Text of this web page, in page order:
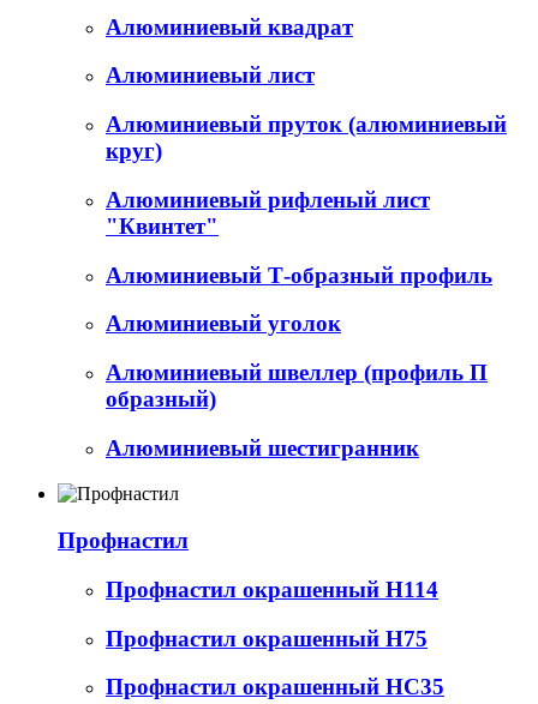
Алюминиевый квадрат
Алюминиевый лист
Алюминиевый пруток (алюминиевый
круг)
Алюминиевый рифленый лист
"Квинтет"
Алюминиевый Т-образный профиль
Алюминиевый уголок
Алюминиевый швеллер (профиль П
образный)
Алюминиевый шестигранник
Профнастил
Профнастил окрашенный Н114
Профнастил окрашенный Н75
Профнастил окрашенный НС35